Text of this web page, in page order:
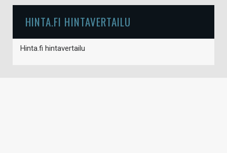
HINTA.FI HINTAVERTAILU
Hinta.fi hintavertailu